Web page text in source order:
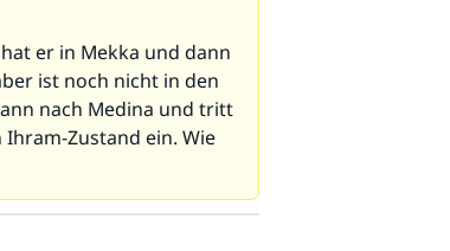
er in Mekka und dann
ist noch nicht in den
nach Medina und tritt
Ihram-Zustand ein. Wie
Ehe.